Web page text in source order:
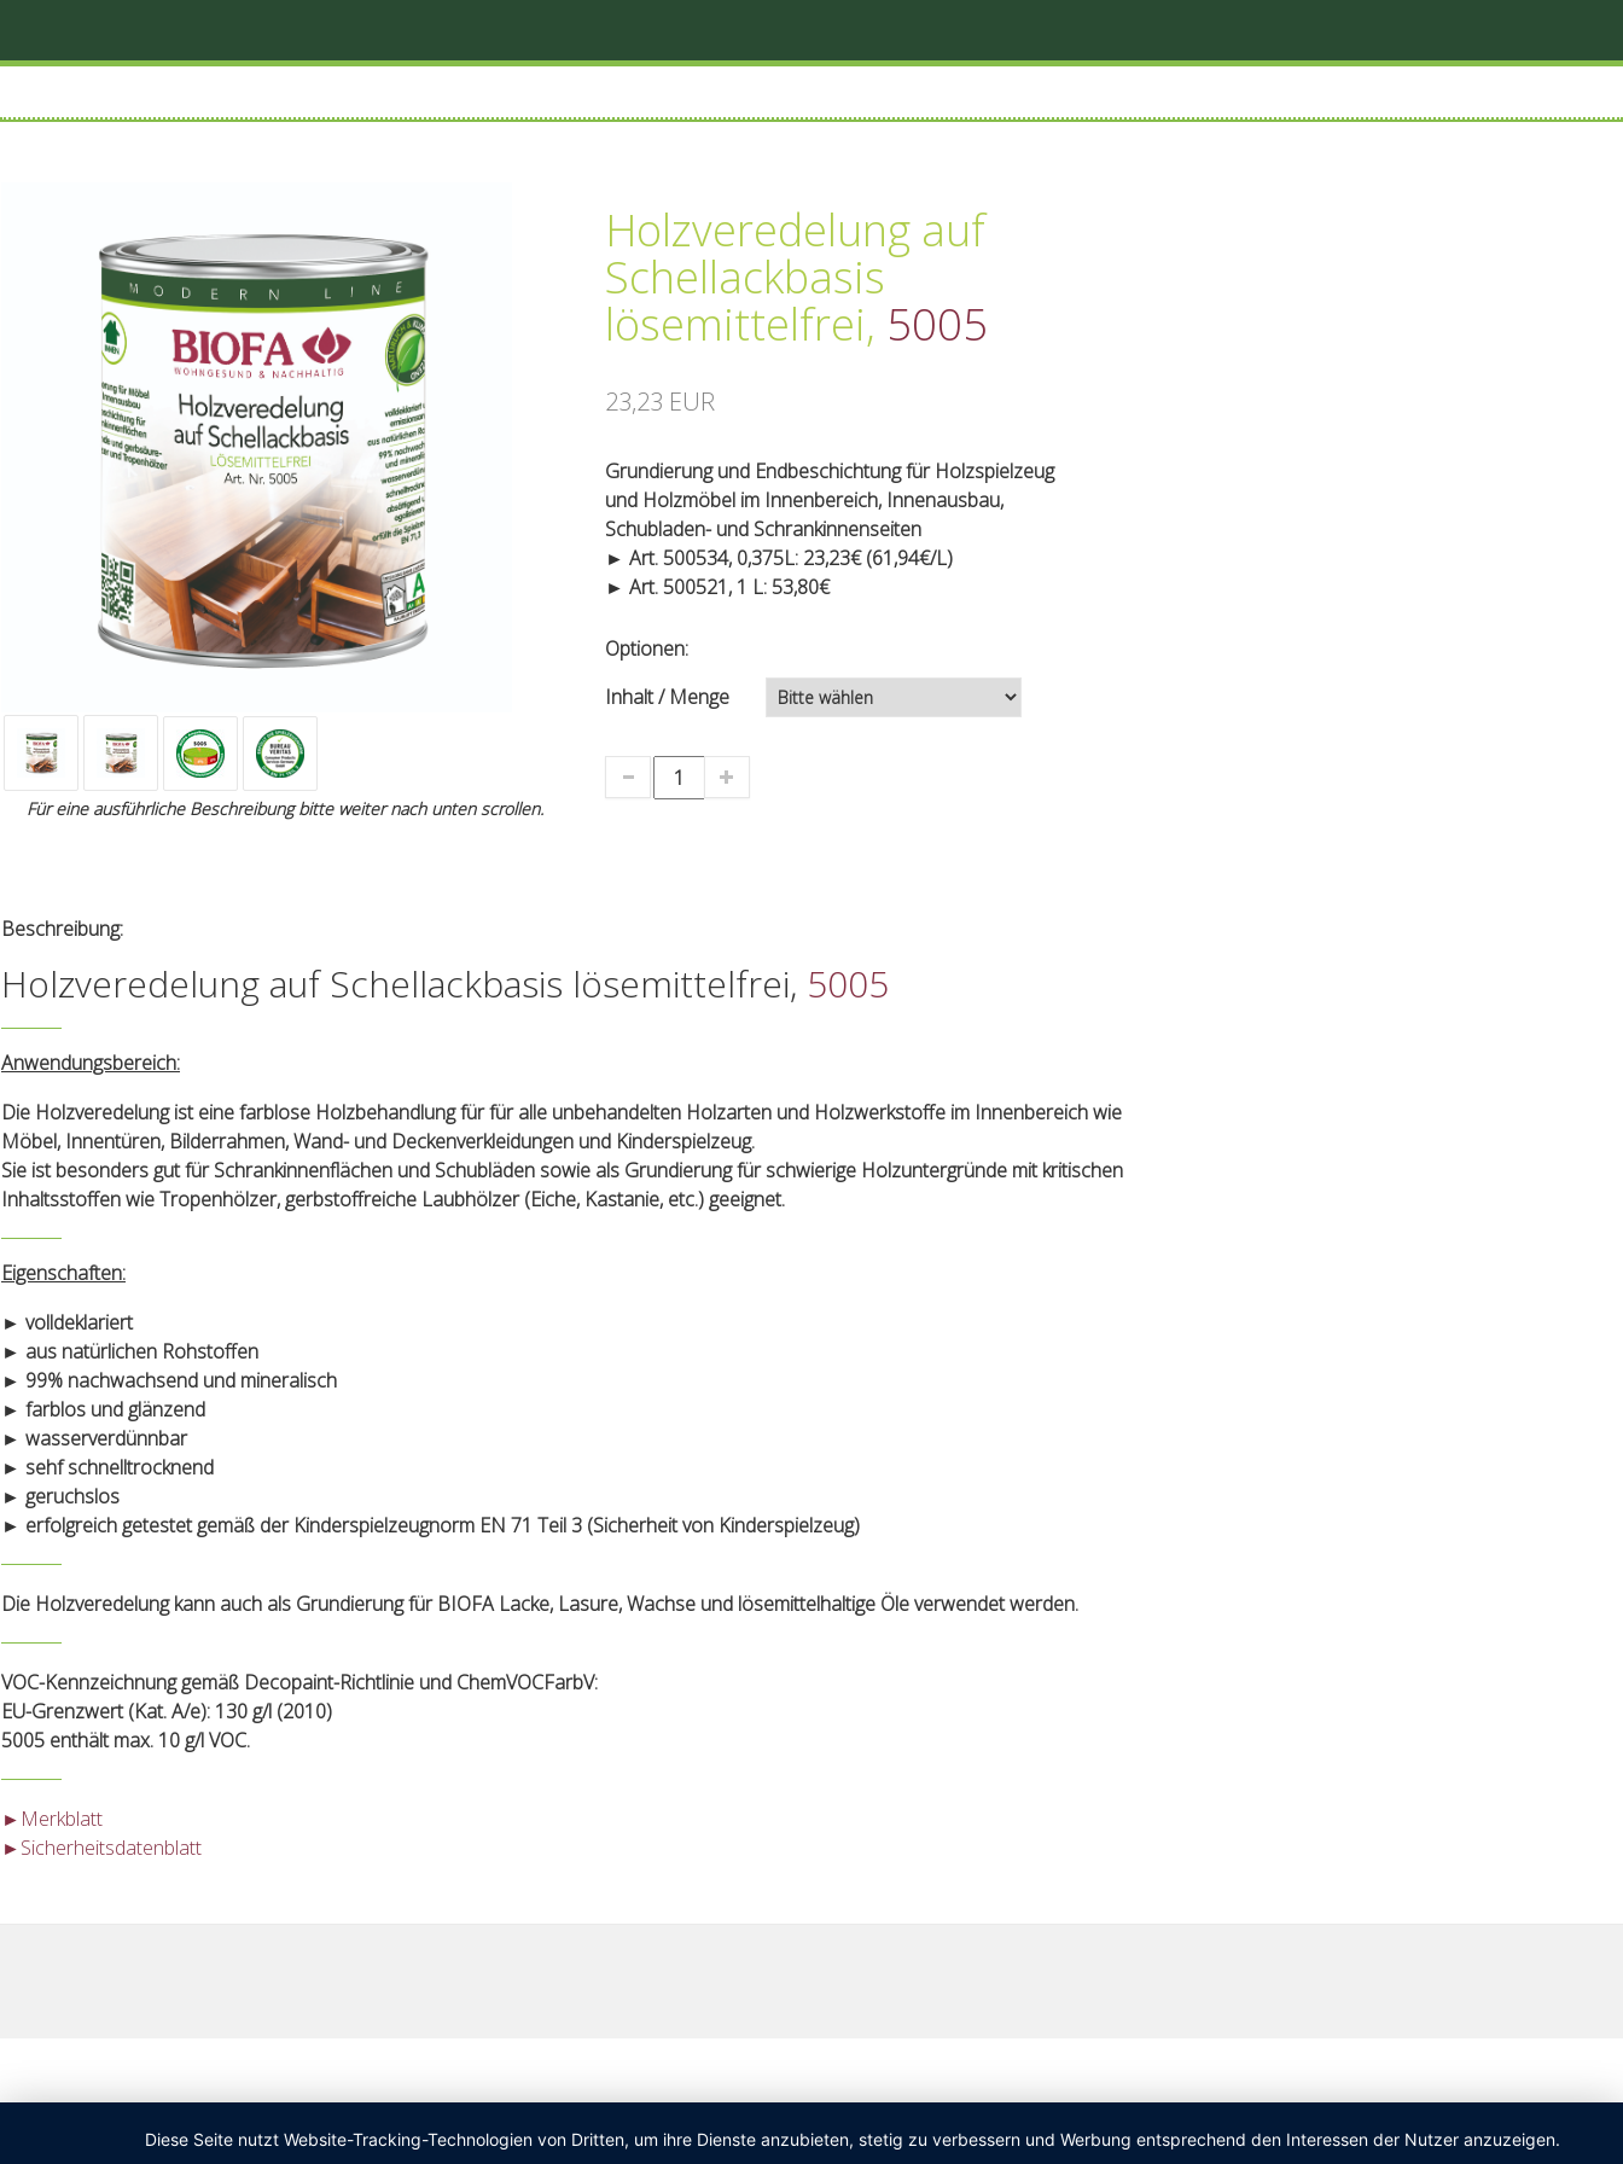
Für eine ausführliche Beschreibung bitte weiter nach unten scrollen.
Holzveredelung auf
Schellackbasis
lösemittelfrei, 5005
23,23 EUR
Grundierung und Endbeschichtung für Holzspielzeug
und Holzmöbel im Innenbereich, Innenausbau,
Schubladen- und Schrankinnenseiten
► Art. 500534, 0,375L: 23,23€ (61,94€/L)
► Art. 500521, 1 L: 53,80€
Optionen:
Inhalt / Menge
Beschreibung:
Holzveredelung auf Schellackbasis lösemittelfrei, 5005
Anwendungsbereich:
Die Holzveredelung ist eine farblose Holzbehandlung für für alle unbehandelten Holzarten und Holzwerkstoffe im Innenbereich wie
Möbel, Innentüren, Bilderrahmen, Wand- und Deckenverkleidungen und Kinderspielzeug.
Sie ist besonders gut für Schrankinnenflächen und Schubläden sowie als Grundierung für schwierige Holzuntergründe mit kritischen
Inhaltsstoffen wie Tropenhölzer, gerbstoffreiche Laubhölzer (Eiche, Kastanie, etc.) geeignet.
Eigenschaften:
► volldeklariert
► aus natürlichen Rohstoffen
► 99% nachwachsend und mineralisch
► farblos und glänzend
► wasserverdünnbar
► sehf schnelltrocknend
► geruchslos
► erfolgreich getestet gemäß der Kinderspielzeugnorm EN 71 Teil 3 (Sicherheit von Kinderspielzeug)
Die Holzveredelung kann auch als Grundierung für BIOFA Lacke, Lasure, Wachse und lösemittelhaltige Öle verwendet werden.
VOC-Kennzeichnung gemäß Decopaint-Richtlinie und ChemVOCFarbV:
EU-Grenzwert (Kat. A/e): 130 g/l (2010)
5005 enthält max. 10 g/l VOC.
►Merkblatt
►Sicherheitsdatenblatt
Diese Seite nutzt Website-Tracking-Technologien von Dritten, um ihre Dienste anzubieten, stetig zu verbessern und Werbung entsprechend den Interessen der Nutzer anzuzeigen.